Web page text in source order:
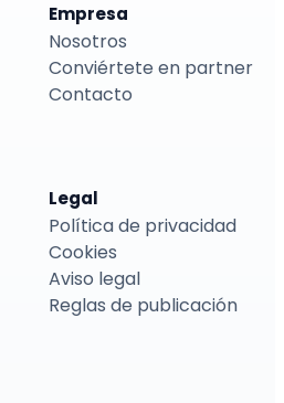
Empresa
Nosotros
Conviértete en partner
Contacto
Legal
Política de privacidad
Cookies
Aviso legal
Reglas de publicación